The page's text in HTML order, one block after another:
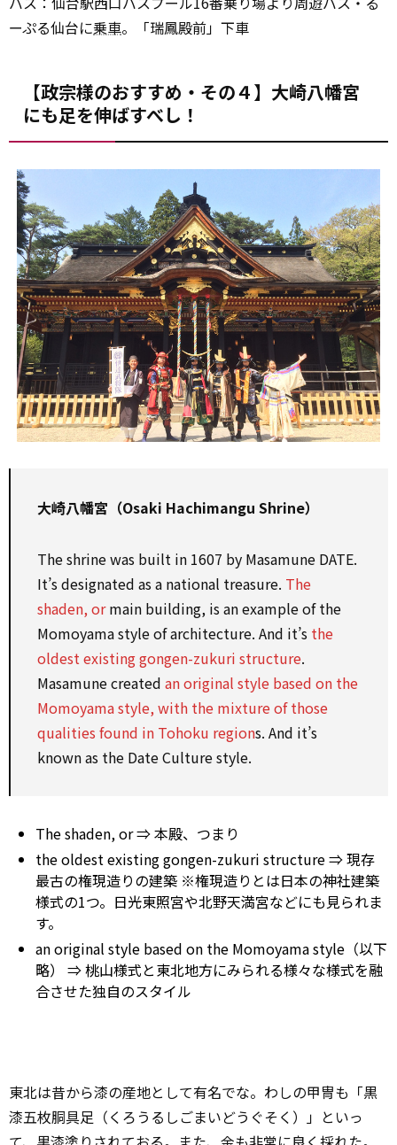
ーぷる仙台に乗車。「瑞鳳殿前」下車
【政宗様のおすすめ・その４】大崎八幡宮
にも足を伸ばすべし！
大崎八幡宮（Osaki Hachimangu Shrine）
The shrine was built in 1607 by Masamune DATE.
It’s designated as a national treasure. The
shaden, ormain building, is an example of the
Momoyama style of architecture. And it’s the
oldest existing gongen-zukuri structure.
Masamune created an original style based on the
Momoyama style, with the mixture of those
qualities found in Tohoku regions. And it’s
known as the Date Culture style.
The shaden, or ⇒ 本殿、つまり
the oldest existing gongen-zukuri structure ⇒ 現存
最古の権現造りの建築 ※権現造りとは日本の神社建築
様式の1つ。日光東照宮や北野天満宮などにも見られま
す。
an original style based on the Momoyama style（以下
略） ⇒ 桃山様式と東北地方にみられる様々な様式を融
合させた独自のスタイル
東北は昔から漆の産地として有名でな。わしの甲冑も「黒
漆五枚胴具足（くろうるしごまいどうぐそく）」といっ